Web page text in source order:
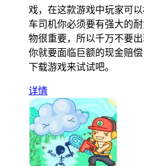
戏，在这款游戏中玩家可
车司机你必须要有强大的
物很重要，所以千万不要
你就要面临巨额的现金赔
下载游戏来试试吧。
详情